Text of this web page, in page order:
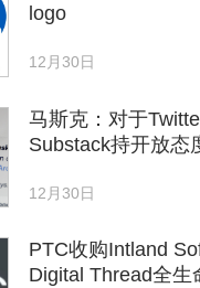
logo
12月30日
马斯克：对于
Substack持开放态
12月30日
PTC收购Intland
Digital Thread全生